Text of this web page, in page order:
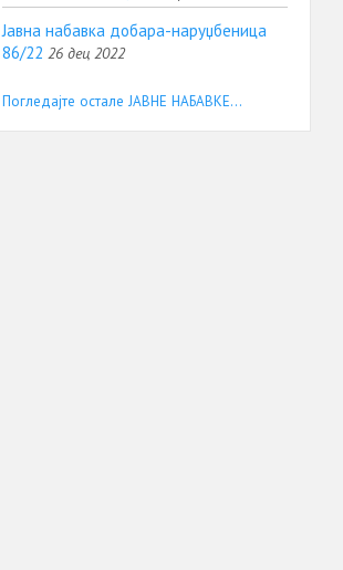
Јавна набавка добара-наруџбеница
86/22 26 дец 2022
Погледајте остале ЈАВНЕ НАБАВКЕ...